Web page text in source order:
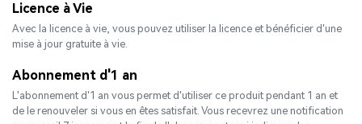
Licence à Vie
Avec la licence à vie, vous pouvez utiliser la licence et bénéficier d'une
mise à jour gratuite à vie.
Abonnement d'1 an
L'abonnement d'1 an vous permet d'utiliser ce produit pendant 1 an et
de le renouveler si vous en êtes satisfait. Vous recevrez une notification